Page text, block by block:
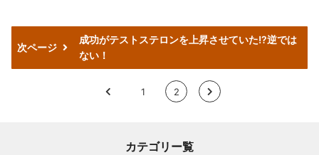
次ページ
成功がテストステロンを上昇させていた!?逆では
ない！
< 1 2 >
カテゴリー覧